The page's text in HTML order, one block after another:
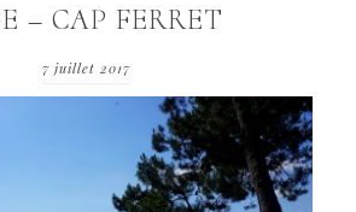
– CAP FERRET
7 juillet 2017